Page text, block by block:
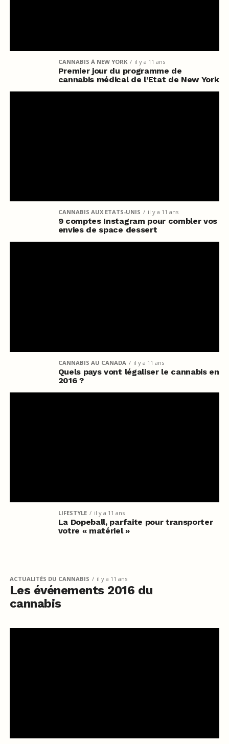
CANNABIS À NEW YORK il y a 11 ans
Premier jour du programme de
cannabis médical de l’Etat de New York
CANNABIS AUX ETATS-UNIS il y a 11 ans
9 comptes Instagram pour combler vos
envies de space dessert
CANNABIS AU CANADA il y a 11 ans
Quels pays vont légaliser le cannabis en
2016 ?
LIFESTYLE il y a 11 ans
La Dopeball, parfaite pour transporter
votre « matériel »
ACTUALITÉS DU CANNABIS il y a 11 ans
Les événements 2016 du
cannabis